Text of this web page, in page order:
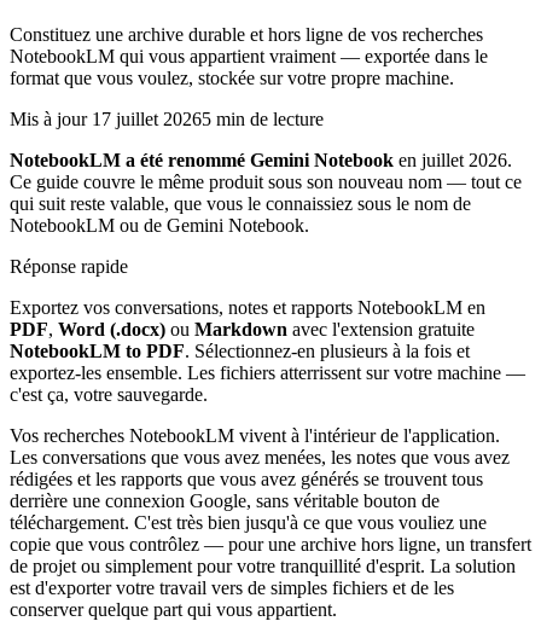
Constituez une archive durable et hors ligne de vos recherches
NotebookLM qui vous appartient vraiment — exportée dans le
format que vous voulez, stockée sur votre propre machine.
Mis à jour 17 juillet 20265 min de lecture
NotebookLM a été renommé Gemini Notebook en juillet 2026.
Ce guide couvre le même produit sous son nouveau nom — tout ce
qui suit reste valable, que vous le connaissiez sous le nom de
NotebookLM ou de Gemini Notebook.
Réponse rapide
Exportez vos conversations, notes et rapports NotebookLM en
PDF, Word (.docx) ou Markdown avec l'extension gratuite
NotebookLM to PDF. Sélectionnez-en plusieurs à la fois et
exportez-les ensemble. Les fichiers atterrissent sur votre machine —
c'est ça, votre sauvegarde.
Vos recherches NotebookLM vivent à l'intérieur de l'application.
Les conversations que vous avez menées, les notes que vous avez
rédigées et les rapports que vous avez générés se trouvent tous
derrière une connexion Google, sans véritable bouton de
téléchargement. C'est très bien jusqu'à ce que vous vouliez une
copie que vous contrôlez — pour une archive hors ligne, un transfert
de projet ou simplement pour votre tranquillité d'esprit. La solution
est d'exporter votre travail vers de simples fichiers et de les
conserver quelque part qui vous appartient.